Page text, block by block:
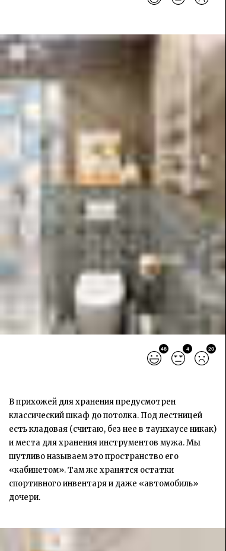
48 4 20
В прихожей для хранения предусмотрен
классический шкаф до потолка. Под лестницей
есть кладовая (считаю, без нее в таунхаусе никак)
и места для хранения инструментов мужа. Мы
шутливо называем это пространство его
«кабинетом». Там же хранятся остатки
спортивного инвентаря и даже «автомобиль»
дочери.